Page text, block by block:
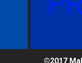
©2017